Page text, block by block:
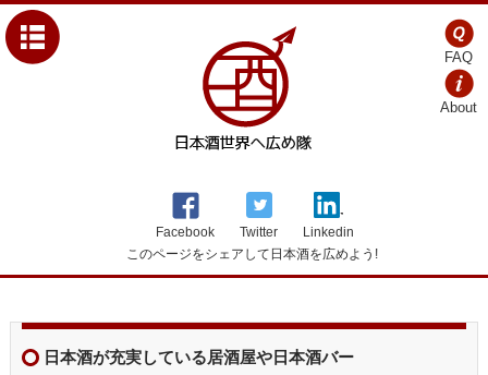
FAQ
About
Facebook Twitter
Linkedin
このページをシェアして日本酒を広めよう!
日本酒が充実している居酒屋や日本酒バー